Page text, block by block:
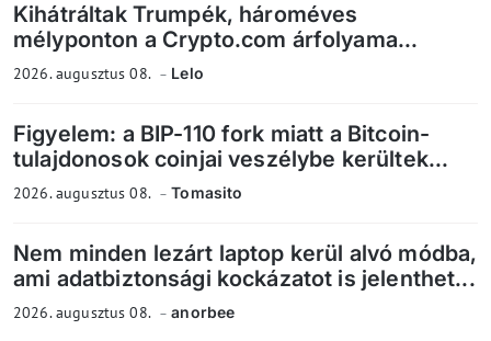
Kihátráltak Trumpék, hároméves
mélyponton a Crypto.com árfolyama...
2026. augusztus 08. Lelo
Figyelem: a BIP-110 fork miatt a Bitcoin-
tulajdonosok coinjai veszélybe kerültek...
2026. augusztus 08. Tomasito
Nem minden lezárt laptop kerül alvó módba,
ami adatbiztonsági kockázatot is jelenthet...
2026. augusztus 08. anorbee